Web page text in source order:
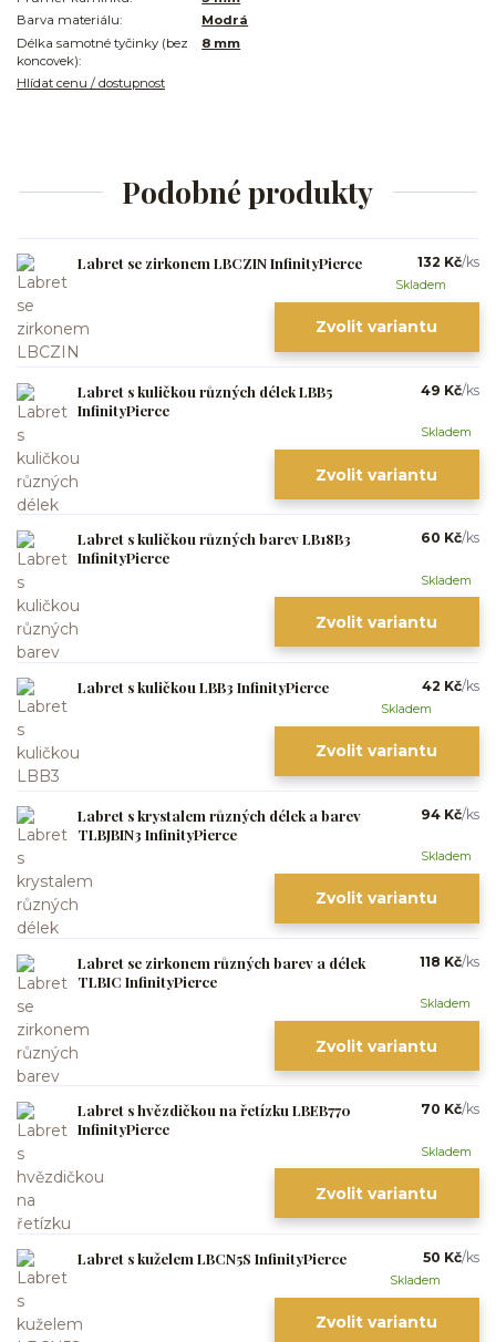
Barva materiálu:
Modrá
Délka samotné tyčinky (bez
koncovek):
8 mm
Hlídat cenu / dostupnost
Podobné produkty
Labret se zirkonem LBCZIN InfinityPierce 132 Kč/ks
Skladem
Zvolit variantu
Labret s kuličkou různých délek LBB5
InfinityPierce
49 Kč/ks
Skladem
Zvolit variantu
Labret s kuličkou různých barev LB18B3
InfinityPierce
60 Kč/ks
Skladem
Zvolit variantu
Labret s kuličkou LBB3 InfinityPierce 42 Kč/ks
Skladem
Zvolit variantu
Labret s krystalem různých délek a barev
TLBJBIN3 InfinityPierce
94 Kč/ks
Skladem
Zvolit variantu
Labret se zirkonem různých barev a délek
TLBIC InfinityPierce
118 Kč/ks
Skladem
Zvolit variantu
Labret s hvězdičkou na řetízku LBEB770
InfinityPierce
70 Kč/ks
Skladem
Zvolit variantu
Labret s kuželem LBCN5S InfinityPierce 50 Kč/ks
Skladem
Zvolit variantu